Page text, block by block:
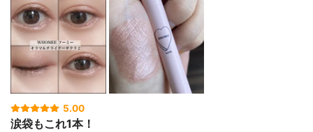
5.00
涙袋もこれ1本！